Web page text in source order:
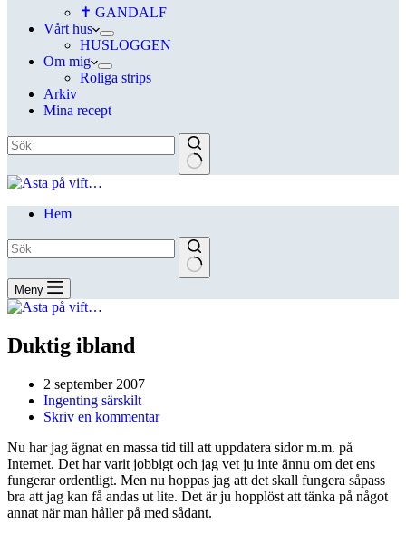
✝ GANDALF
Vårt hus
HUSLOGGEN
Om mig
Roliga strips
Arkiv
Mina recept
Hem
Meny
Duktig ibland
2 september 2007
Ingenting särskilt
Skriv en kommentar
Nu har jag ägnat en massa tid till att uppdatera sidor m.m. på
Internet. Det har varit jobbigt och jag vet ju inte ännu om det ens
fungerar ordentligt. Men nu hoppas jag att det skall fungera såpass
bra att jag kan få andas ut lite. Det är ju hopplöst att tänka på något
annat när man håller på med sådant.